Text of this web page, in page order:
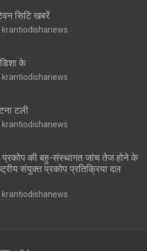
सिटि खबरें
krantiodishanews
के
krantiodishanews
टली
krantiodishanews
प्रकोप की बहु-संस्थागत जांच तेज होने के
संयुक्त प्रकोप प्रतिक्रिया दल
krantiodishanews